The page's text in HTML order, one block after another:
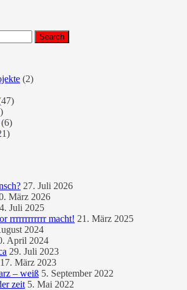
(2)
(6)
27. Juli 2026
März 2026
Juli 2025
rrrrrrrrrrrr macht! 21. März 2025
2024
April 2024
29. Juli 2023
17. März 2023
– weiß 5. September 2022
zeit 5. Mai 2022